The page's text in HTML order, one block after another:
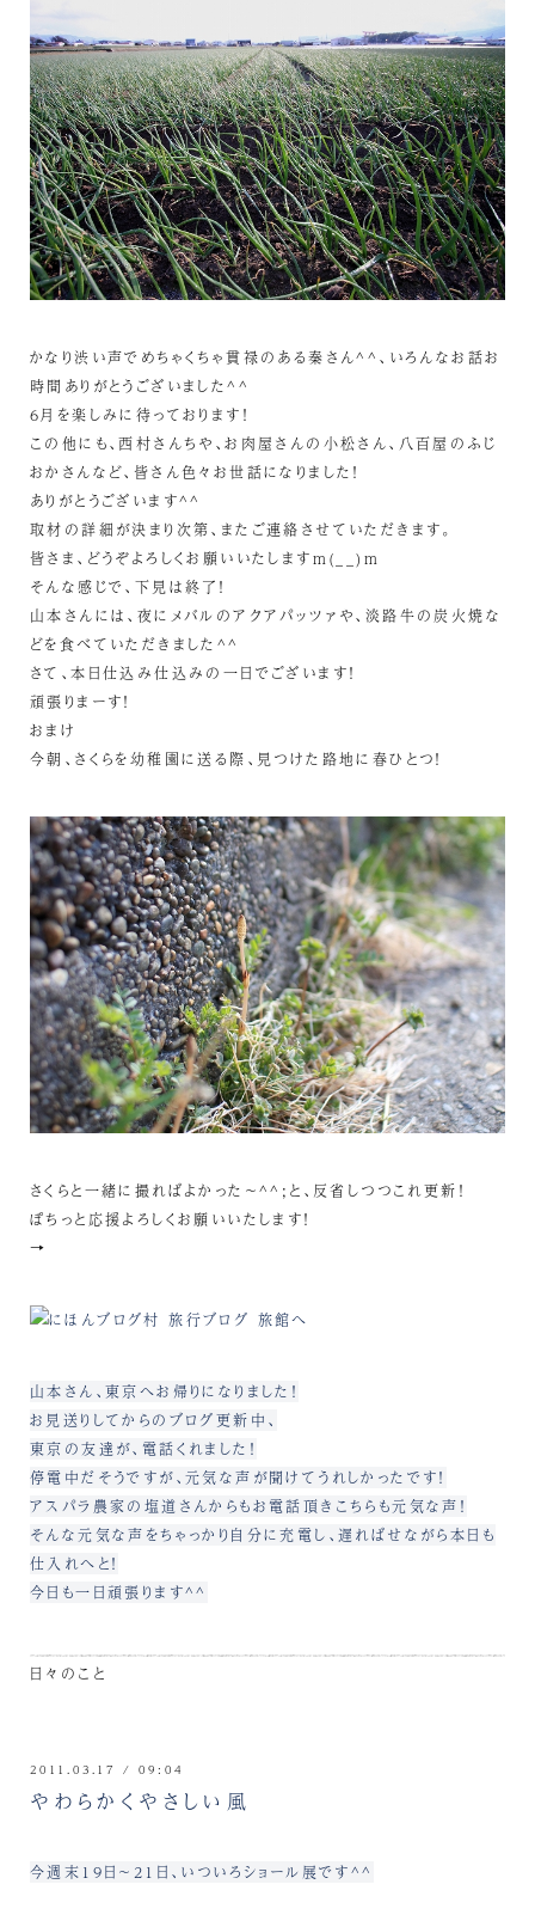
かなり渋い声でめちゃくちゃ貫禄のある秦さん^^、いろんなお話お
時間ありがとうございました^^
6月を楽しみに待っております！
この他にも、西村さんちや、お肉屋さんの小松さん、八百屋のふじ
おかさんなど、皆さん色々お世話になりました！
ありがとうございます^^
取材の詳細が決まり次第、またご連絡させていただきます。
皆さま、どうぞよろしくお願いいたしますm(__)m
そんな感じで、下見は終了！
山本さんには、夜にメバルのアクアパッツァや、淡路牛の炭火焼な
どを食べていただきました^^
さて、本日仕込み仕込みの一日でございます！
頑張りまーす！
おまけ
今朝、さくらを幼稚園に送る際、見つけた路地に春ひとつ！
さくらと一緒に撮ればよかった～^^;と、反省しつつこれ更新！
ぽちっと応援よろしくお願いいたします！
→
山本さん、東京へお帰りになりました！
お見送りしてからのブログ更新中、
東京の友達が、電話くれました！
停電中だそうですが、元気な声が聞けてうれしかったです！
アスパラ農家の塩道さんからもお電話頂きこちらも元気な声！
そんな元気な声をちゃっかり自分に充電し、遅ればせながら本日も
仕入れへと！
今日も一日頑張ります^^
日々のこと
2011.03.17 / 09:04
やわらかくやさしい風
今週末19日～21日、いついろショール展です^^